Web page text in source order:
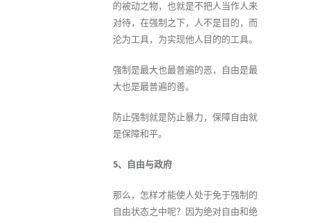
的被动之物，也就是不把人当作人来
对待，在强制之下，人不是目的，而
沦为工具，为实现他人目的的工具。
强制是最大也最普遍的恶，自由是最
大也是最普遍的善。
防止强制就是防止暴力，保障自由就
是保障和平。
5、自由与政府
那么，怎样才能使人处于免于强制的
自由状态之中呢？因为绝对自由和绝